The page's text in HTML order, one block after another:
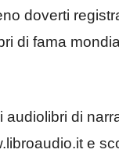
doverti
di fama
di
e